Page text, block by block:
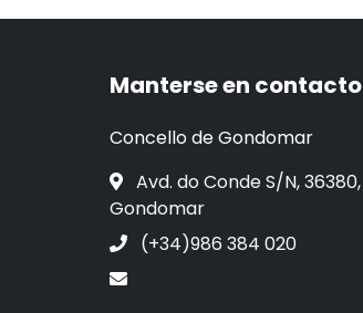
Manterse en contacto
Concello de Gondomar
Avd. do Conde S/N, 36380,
Gondomar
(+34)986 384 020